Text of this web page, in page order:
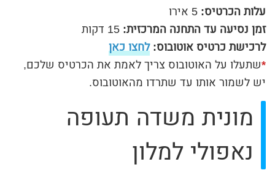
עלות הכרטיס:
זמן נסיעה עד התחנה המרכזית:
לרכישת כרטיס אוטובוס: לחצו כאן
*שתעלו על האוטובוס צריך לאמת את הכרטיס שלכם,
יש לשמור אותו עד שתרדו מהאוטובוס.
מונית משדה תעופה
נאפולי למלון